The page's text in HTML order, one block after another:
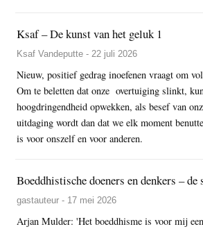
Ksaf – De kunst van het geluk 1
Ksaf Vandeputte - 22 juli 2026
Nieuw, positief gedrag inoefenen vraagt om
Om te beletten dat onze overtuiging slinkt,
hoogdringendheid opwekken, als besef van
uitdaging wordt dan dat we elk moment
is voor onszelf en voor anderen.
Boeddhistische doeners en denkers – de
gastauteur - 17 mei 2026
Arjan Mulder: 'Het boeddhisme is voor mij